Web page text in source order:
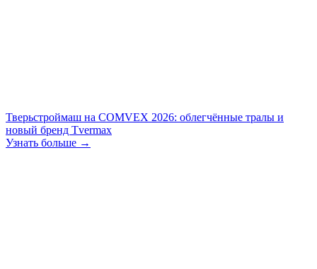
Тверьстроймаш на COMVEX 2026: облегчённые тралы и
новый бренд Tvermax
Узнать больше →